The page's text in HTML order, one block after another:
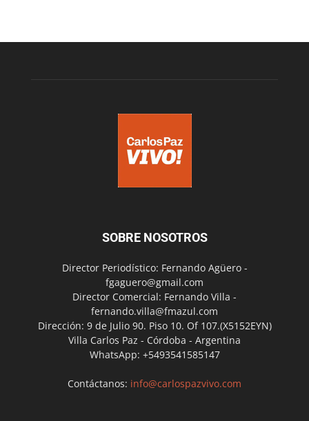
SOBRE NOSOTROS
Director Periodístico: Fernando Agüero -
fgaguero@gmail.com
Director Comercial: Fernando Villa -
fernando.villa@fmazul.com
Dirección: 9 de Julio 90. Piso 10. Of 107.(X5152EYN)
Villa Carlos Paz - Córdoba - Argentina
WhatsApp: +5493541585147
Contáctanos: info@carlospazvivo.com